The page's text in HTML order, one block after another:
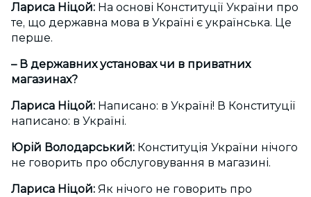
Лариса Ніцой: На основі Конституції України про
те, що державна мова в Україні є українська. Це
перше.
– В державних установах чи в приватних
магазинах?
Лариса Ніцой: Написано: в Україні! В Конституції
написано: в Україні.
Юрій Володарський: Конституція України нічого
не говорить про обслуговування в магазині.
Лариса Ніцой: Як нічого не говорить про